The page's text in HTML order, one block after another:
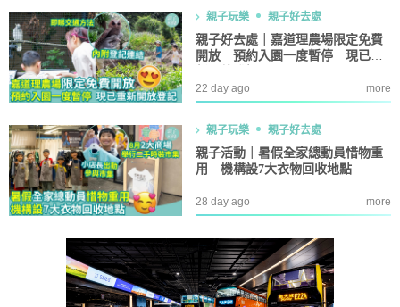
親子玩樂 親子好去處
親子好去處｜嘉道理農場限定免費
開放 預約入園一度暫停 現已重
22 day ago more
親子玩樂 親子好去處
親子活動｜暑假全家總動員惜物重
用 機構設7大衣物回收地點
28 day ago more